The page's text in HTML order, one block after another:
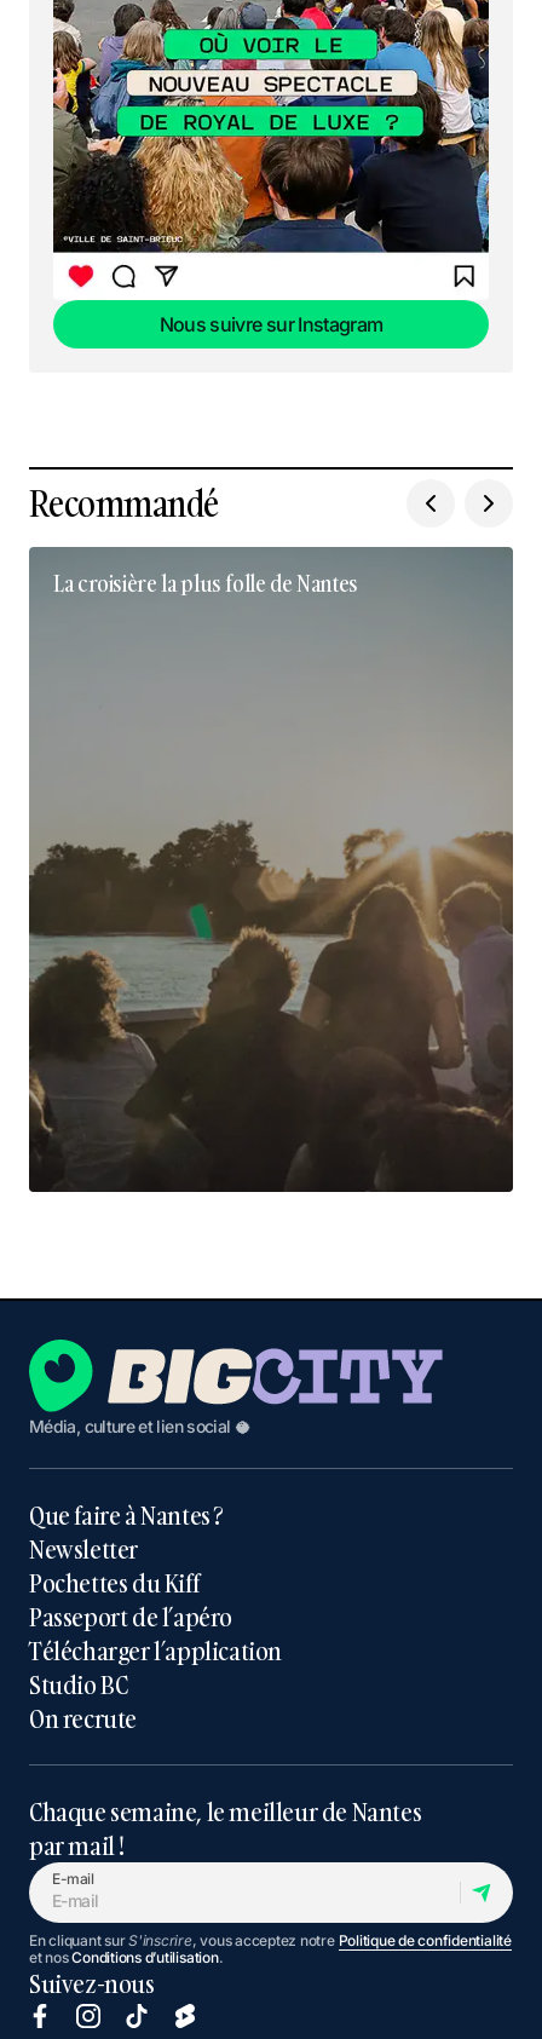
Nous suivre sur Instagram
Recommandé
La croisière la plus folle de Nantes
Média, culture et lien social 🥥
Que faire à Nantes ?
Newsletter
Pochettes du Kiff
Passeport de l’apéro
Télécharger l’application
Studio BC
On recrute
Chaque semaine, le meilleur de Nantes
par mail !
E-mail
En cliquant surS'inscrire, vous acceptez notre Politique de confidentialité
et nosConditions d’utilisation.
Suivez-nous